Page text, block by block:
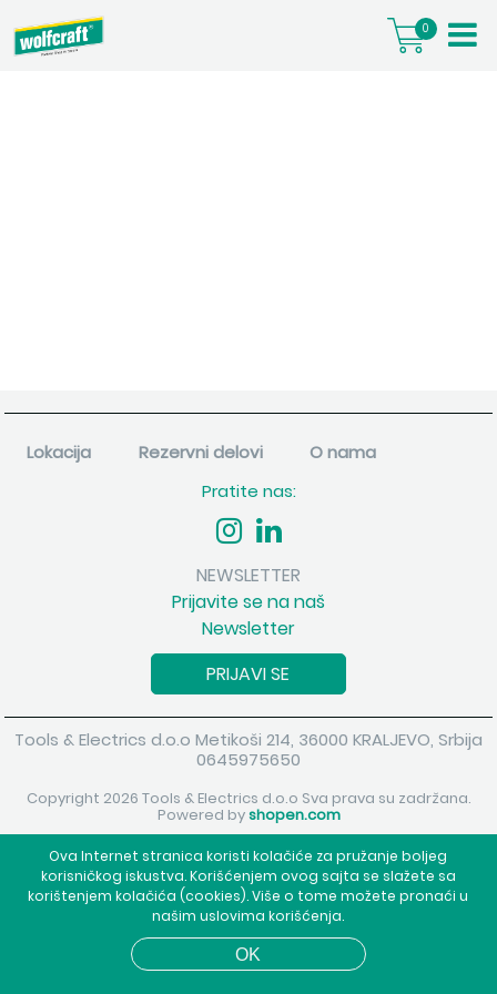
Ova Internet stranica koristi kolačiće za pružanje boljeg
korisničkog iskustva. Korišćenjem ovog sajta se slažete sa
korištenjem kolačića (cookies). Više o tome možete pronaći u
našim uslovima korišćenja.
0
Lokacija Rezervni delovi
O nama
Pratite nas:
NEWSLETTER
Prijavite se na naš
Newsletter
PRIJAVI SE
Tools & Electrics d.o.o Metikoši 214, 36000 KRALJEVO, Srbija
0645975650
Copyright 2026 Tools & Electrics d.o.o Sva prava su zadržana.
Powered byshopen.com